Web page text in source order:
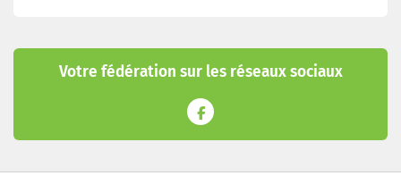
Votre fédération sur les réseaux sociaux